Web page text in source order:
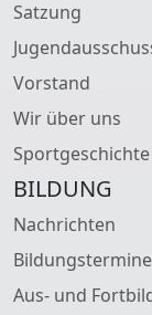
Satzung
Vorstand
Wir über uns
BILDUNG
Nachrichten
Bildungstermine
Aus- und